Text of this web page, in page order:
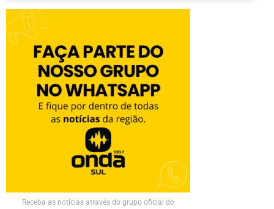
Receba as notícias através do grupo oficial do